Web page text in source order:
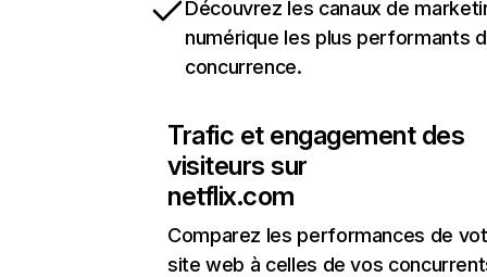
Découvrez les canaux de
numérique les plus performants
concurrence.
Trafic et engagement des
visiteurs sur
netflix.com
Comparez les performances de
site web à celles de vos